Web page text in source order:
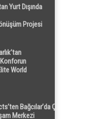
Yurt Dışında
Projesi
World
Bağcılar’da Çok
Merkezi